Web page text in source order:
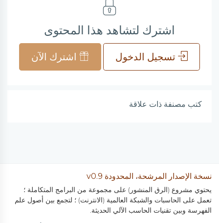
اشترك لتشاهد هذا المحتوى
تسجيل الدخول اشترك الآن
كتب مصنفة ذات علاقة
نسخة الإصدار المرشحة، المحدودة v0.9
يحتوي مشروع (الرق المنشور) على مجموعة من البرامج المتكاملة ؛
تعمل على الحاسبات والشبكة العالمية (الانترنت) ؛ لتجمع بين أصول علم
الفهرسة وبين تقنيات الحاسب الآلي الحديثة.